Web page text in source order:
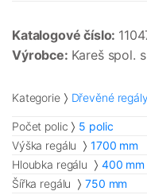
Katalogové číslo:
Výrobce: Kareš spol.
Kategorie Dřevěné regály
Počet polic
5 polic
Výška regálu
1700 mm
Hloubka regálu
400 mm
Šířka regálu
750 mm